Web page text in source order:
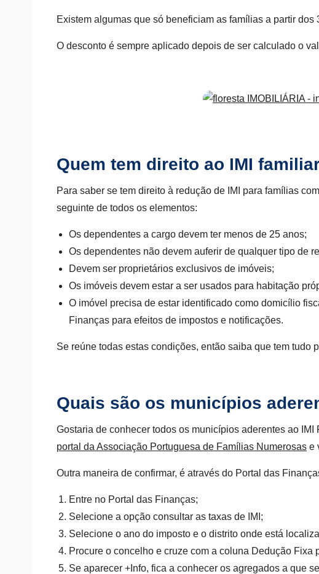
Existem algumas que só beneficiam as famílias a partir
O desconto é sempre aplicado depois de ser calculado o
Quem tem direito ao IMI
Para saber se tem direito à redução de IMI para famílias
seguinte de todos os elementos:
Os dependentes a cargo devem ter menos de 25 anos;
Os dependentes não devem auferir de qualquer tipo de
Devem ser proprietários exclusivos de imóveis;
Os imóveis devem estar a ser usados para habitação
O imóvel precisa de estar identificado como domicílio
Finanças para efeitos de impostos e notificações.
Se reúne todas estas condições, então saiba que tem tudo
Quais são os municípios
Gostaria de conhecer todos os municípios aderentes ao
portal da Associação Portuguesa de Famílias Numerosas e
Outra maneira de confirmar, é através do Portal das
Entre no Portal das Finanças;
Selecione a opção consultar as taxas de IMI;
Selecione o ano do imposto e o distrito onde está
Procure o concelho e cruze com a coluna Dedução Fixa
Se aparecer +Info, fica a conhecer os agregados a que